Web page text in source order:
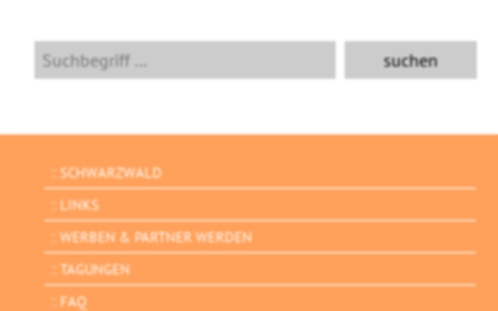
SCHWARZWALD
LINKS
WERBEN & PARTNER WERDEN
TAGUNGEN
FAQ